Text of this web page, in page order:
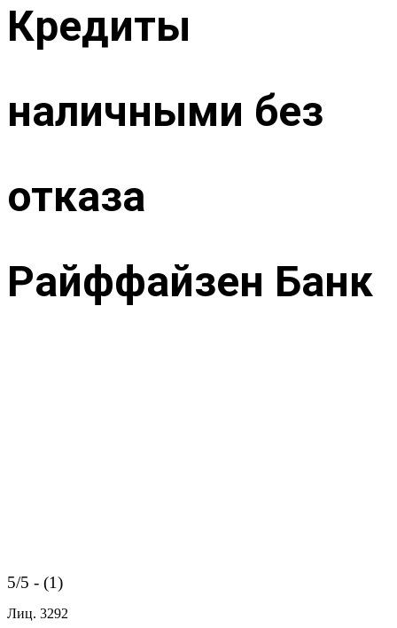
Кредиты
наличными без
отказа
Райффайзен Банк
5/5 - (1)
Лиц. 3292